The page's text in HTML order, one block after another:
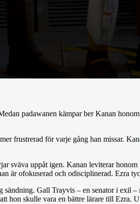
padawanen kämpar ber Kanan
frustrerad för varje gång han missar.
sväva uppåt igen. Kanan leviterar
är ofokuserad och odisciplinerad. Ezra
Gall Trayvis – en senator i exil
skulle vara en bättre lärare till Ezra.